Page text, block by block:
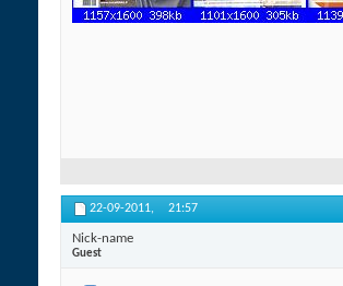
22-09-2011, 21:57
Nick-name
Guest